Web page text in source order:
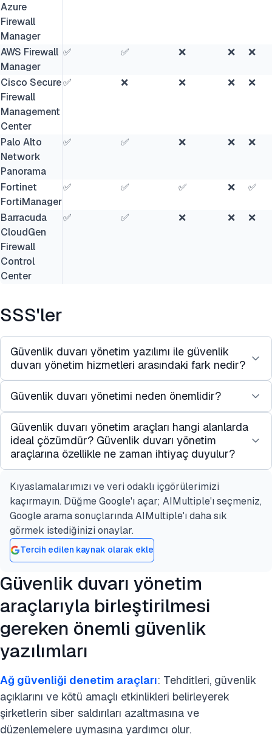
Azure
Firewall
Manager
AWS Firewall
Manager
✅ ✅ ❌ ❌ ❌
Cisco Secure
Firewall
Management
Center
✅ ❌ ❌ ❌ ❌
Palo Alto
Network
Panorama
✅ ✅ ❌ ❌ ❌
Fortinet
FortiManager
✅ ✅ ✅ ❌ ✅
Barracuda
CloudGen
Firewall
Control
Center
✅ ✅ ❌ ❌ ❌
SSS'ler
Güvenlik duvarı yönetim yazılımı ile güvenlik
duvarı yönetim hizmetleri arasındaki fark nedir?
Bu terimler bazen birbirinin yerine kullanılır. Bir
SaaS uygulaması olarak sunulan güvenlik
duvarlarını yönetmeye yönelik bir yazılım çözümü,
güvenlik duvarı yönetim hizmeti olarak
adlandırılabilir.
Ancak güvenlik duvarı yönetim hizmetinin başka
bir anlamı daha vardır. Müşterilerinin güvenlik
duvarı yapılandırmalarını yöneten yönetilen hizmet
sağlayıcılar (MSP'ler) vardır. Bu hizmete de
güvenlik duvarı yönetim hizmeti denir.
Güvenlik duvarı yönetimi neden önemlidir?
Ağ güvenliği istatistiklerine göre küresel ölçekte
veri ihlalleri ortalama 4 milyon doları aşmakta olup,
bu durum ağ güvenliği ve sağlam güvenlik duvarı
vurgulamaktadır.
Güvenlik duvarı yönetim araçları hangi alanlarda
ideal çözümdür? Güvenlik duvarı yönetim
araçlarına özellikle ne zaman ihtiyaç duyulur?
Güvenlik duvarı yönetim araçları, uyumluluğu ve
güvenlik duvarı cihazlarının düzgün çalışmasını
sağlamak için düzenli güvenlik duvarı güvenlik
denetimleri yoluyla güvenlik duvarı güvenliğini
sürdürmek için özellikle gereklidir. Ağ yöneticileri
ihlallerine yol açabilecek güvenlik duvarı kuralı
yanlış yapılandırmalarını veya ağ güvenliği
politikası ihlallerini belirlemeye ve çözmeye
yardımcı olur.
Bu araçlar, güvenlik ve trafik analizi için
net, daha istikrarlı ve anlaşılması daha kolay hale
getirir. Güvenlik duvarı yönetim yazılımı, politika
optimizasyonuna ve güvenlik duvarı performans
ayarına yardımcı olarak kullanıcıların güvenlik
Kıyaslamalarımızı ve veri odaklı içgörülerimizi
kaçırmayın. Düğme Google'ı açar; AIMultiple'ı seçmeniz,
Google arama sonuçlarında AIMultiple'ı daha sık
görmek istediğinizi onaylar.
Tercih edilen kaynak olarak ekle
Güvenlik duvarı yönetim
araçlarıyla birleştirilmesi
gereken önemli güvenlik
yazılımları
Ağ güvenliği denetim araçları: Tehditleri, güvenlik
açıklarını ve kötü amaçlı etkinlikleri belirleyerek
şirketlerin siber saldırıları azaltmasına ve
düzenlemelere uymasına yardımcı olur.